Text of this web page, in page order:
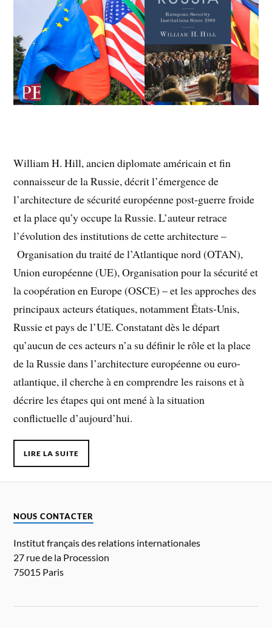
William H. Hill, ancien diplomate américain et fin
connaisseur de la Russie, décrit l’émergence de
l’architecture de sécurité européenne post-guerre froide
et la place qu’y occupe la Russie. L’auteur retrace
l’évolution des institutions de cette architecture –
Organisation du traité de l’Atlantique nord (OTAN),
Union européenne (UE), Organisation pour la sécurité et
la coopération en Europe (OSCE) – et les approches des
principaux acteurs étatiques, notamment États-Unis,
Russie et pays de l’UE. Constatant dès le départ
qu’aucun de ces acteurs n’a su définir le rôle et la place
de la Russie dans l’architecture européenne ou euro-
atlantique, il cherche à en comprendre les raisons et à
décrire les étapes qui ont mené à la situation
conflictuelle d’aujourd’hui.
LIRE LA SUITE
NOUS CONTACTER
Institut français des relations internationales
27 rue de la Procession
75015 Paris